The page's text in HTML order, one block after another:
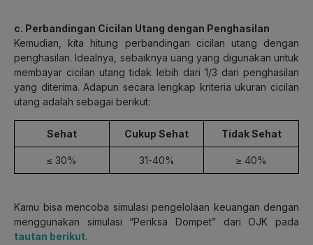
c. Perbandingan Cicilan Utang dengan Penghasilan
Kemudian, kita hitung perbandingan cicilan utang dengan
penghasilan. Idealnya, sebaiknya uang yang digunakan untuk
membayar cicilan utang tidak lebih dari 1/3 dari penghasilan
yang diterima. Adapun secara lengkap kriteria ukuran cicilan
utang adalah sebagai berikut:
Sehat Cukup Sehat Tidak Sehat
≤ 30% 31-40% ≥ 40%
Kamu bisa mencoba simulasi pengelolaan keuangan dengan
menggunakan simulasi “Periksa Dompet” dari OJK pada
tautan berikut.